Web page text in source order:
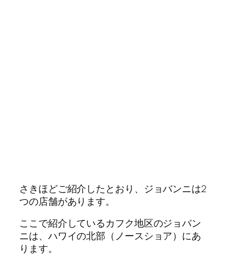
さきほどご紹介したとおり、ジョバンニは2
つの店舗があります。
ここで紹介しているカフク地区のジョバン
ニは、ハワイの北部（ノースショア）にあ
ります。